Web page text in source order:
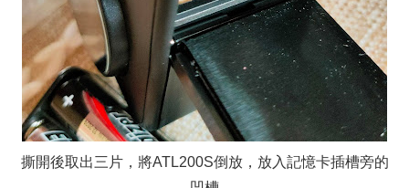
撕開後取出三片，將ATL200S倒放，放入記憶卡插槽旁的